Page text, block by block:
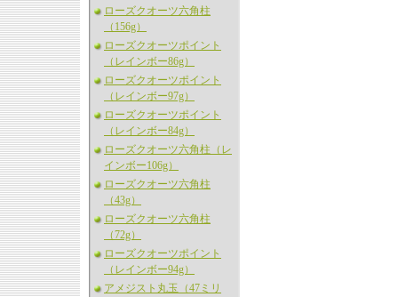
ローズクオーツ六角柱
（156g）
ローズクオーツポイント
（レインボー86g）
ローズクオーツポイント
（レインボー97g）
ローズクオーツポイント
（レインボー84g）
ローズクオーツ六角柱（レ
インボー106g）
ローズクオーツ六角柱
（43g）
ローズクオーツ六角柱
（72g）
ローズクオーツポイント
（レインボー94g）
アメジスト丸玉（47ミリ